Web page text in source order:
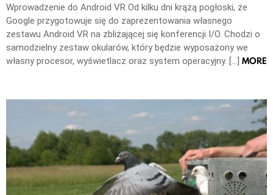
Wprowadzenie do Android VR Od kilku dni krążą pogłoski, że
Google przygotowuje się do zaprezentowania własnego
zestawu Android VR na zbliżającej się konferencji I/O. Chodzi o
samodzielny zestaw okularów, który będzie wyposażony we
własny procesor, wyświetlacz oraz system operacyjny. […] MORE